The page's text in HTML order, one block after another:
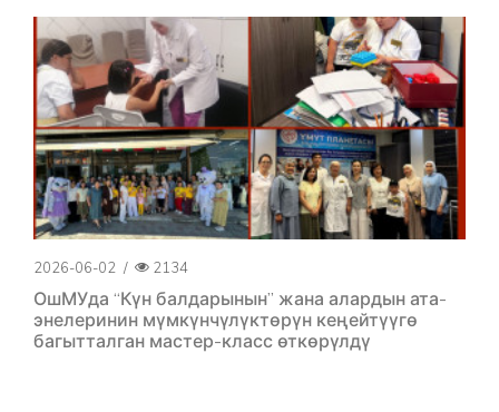
2026-06-02 / 2134
ОшМУда “Күн балдарынын” жана алардын ата-
энелеринин мүмкүнчүлүктөрүн кеңейтүүгө
багытталган мастер-класс өткөрүлдү